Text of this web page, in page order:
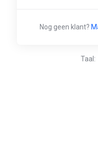
Nog geen klant?
Taal: